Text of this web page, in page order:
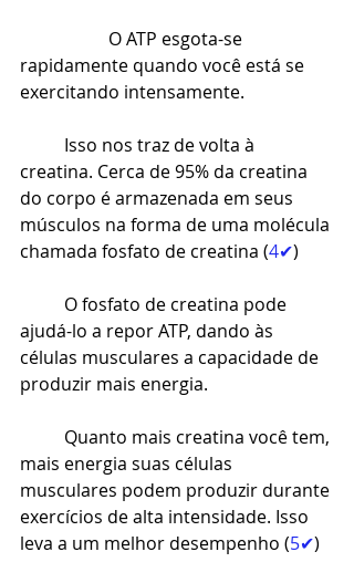
O ATP esgota-se
rapidamente quando você está se
exercitando intensamente.
Isso nos traz de volta à
creatina. Cerca de 95% da creatina
do corpo é armazenada em seus
músculos na forma de uma molécula
chamada fosfato de creatina (4✔)
O fosfato de creatina pode
ajudá-lo a repor ATP, dando às
células musculares a capacidade de
produzir mais energia.
Quanto mais creatina você tem,
mais energia suas células
musculares podem produzir durante
exercícios de alta intensidade. Isso
leva a um melhor desempenho (5✔)